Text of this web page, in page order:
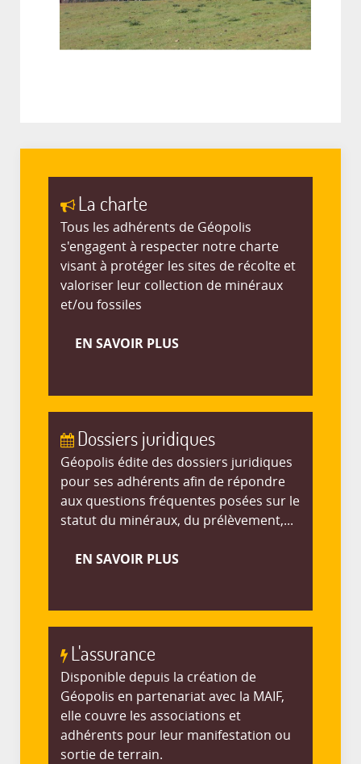
La charte
Tous les adhérents de Géopolis
s'engagent à respecter notre charte
visant à protéger les sites de récolte et
valoriser leur collection de minéraux
et/ou fossiles
EN SAVOIR PLUS
Dossiers juridiques
Géopolis édite des dossiers juridiques
pour ses adhérents afin de répondre
aux questions fréquentes posées sur le
statut du minéraux, du prélèvement,...
EN SAVOIR PLUS
L'assurance
Disponible depuis la création de
Géopolis en partenariat avec la MAIF,
elle couvre les associations et
adhérents pour leur manifestation ou
sortie de terrain.